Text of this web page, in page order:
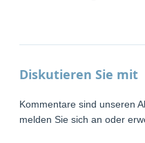
Diskutieren Sie mit
Kommentare sind unseren
melden Sie sich an oder